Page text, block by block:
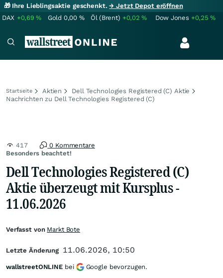
🎁 Ihre Lieblingsaktie geschenkt.→ Jetzt Depot eröffnen
DAX +0,69% Gold 0,00 % Öl (Brent) +0,02% Dow Jones +0,25%
Startseite Aktien
Dell Technologies Registered (C) Aktie
Nachrichten zu Dell Technologies Registered (C)
Besonders beachtet!
417 0 Kommentare
Dell Technologies Registered (C)
Aktie überzeugt mit Kursplus -
11.06.2026
Verfasst von Markt Bote
Letzte Änderung 11.06.2026, 10:50
wallstreetONLINE bei Google bevorzugen.